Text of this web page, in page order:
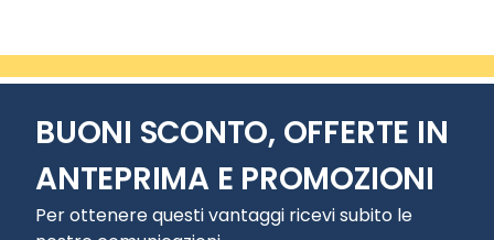
BUONI SCONTO, OFFERTE IN
ANTEPRIMA E PROMOZIONI
Per ottenere questi vantaggi ricevi subito le